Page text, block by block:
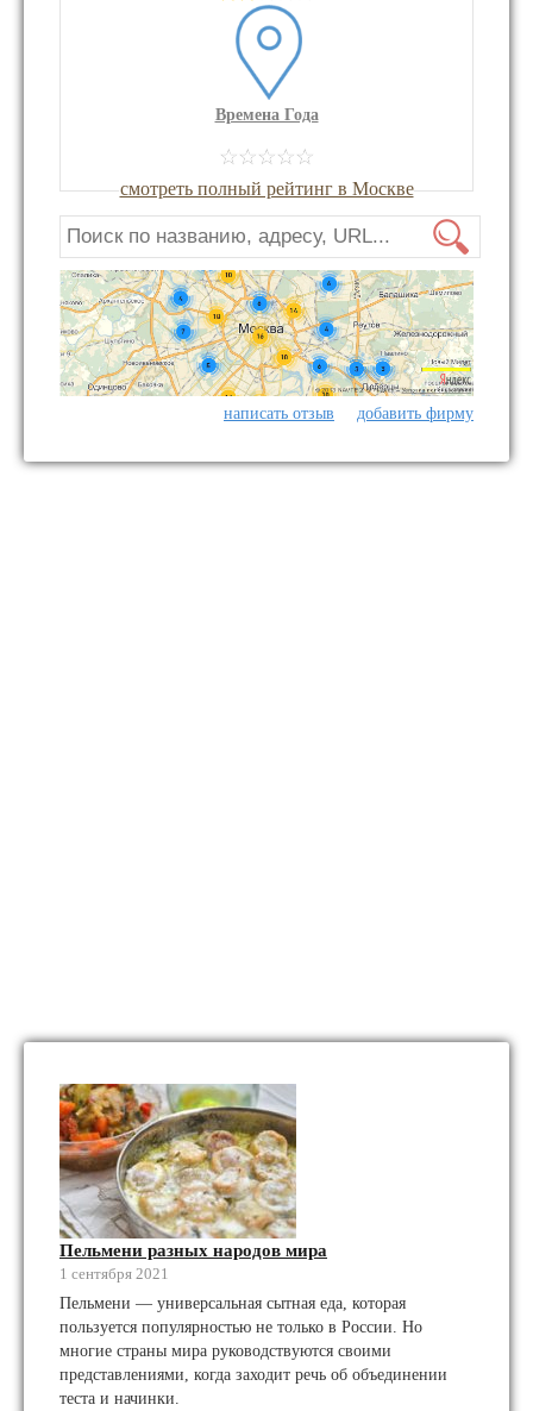
Времена Года
смотреть полный рейтинг в Москве
написать отзыв добавить фирму
Пельмени разных народов мира
1 сентября 2021
Пельмени — универсальная сытная еда, которая
пользуется популярностью не только в России. Но
многие страны мира руководствуются своими
представлениями, когда заходит речь об объединении
теста и начинки.